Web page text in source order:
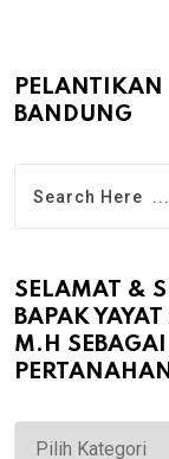
BANDUNG
SELAMAT &
BAPAK
M.H
Selamat